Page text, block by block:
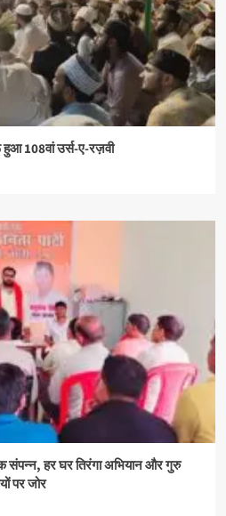
108वां उर्स-ए-रज़वी
संपन्न, हर घर तिरंगा अभियान और गुरु
पर जोर